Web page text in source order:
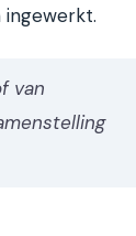
van